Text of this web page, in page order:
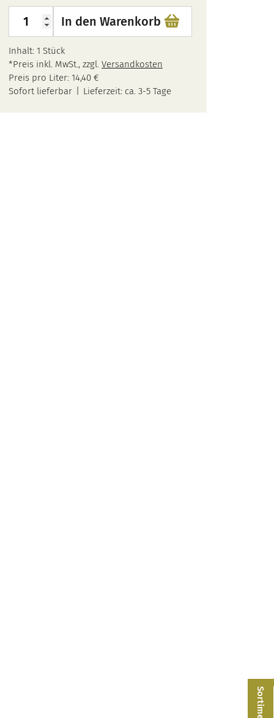
2023
Pfalz
Chardonnay
trocken
Menge
In den Warenkorb
Inhalt: 1 Stück
*Preis inkl. MwSt., zzgl. Versandkosten
Preis pro Liter: 14,40 €
Sofort lieferbar
Lieferzeit: ca. 3-5 Tage
Weintyp